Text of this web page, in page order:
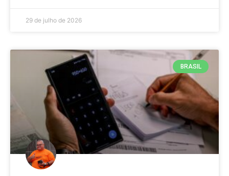
29 de julho de 2026
BRASIL